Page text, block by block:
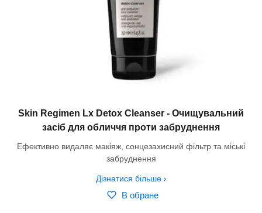
Skin Regimen Lx Detox Cleanser - Очищувальний
засіб для обличчя проти забруднення
Ефективно видаляє макіяж, сонцезахисний фільтр та міські
забруднення
Дізнатися більше
В обране